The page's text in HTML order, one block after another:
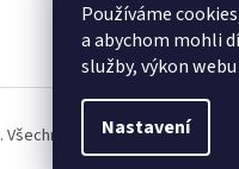
Používáme
a abychom mohli
služby, výkon
Nastavení
. Všechna práva vyhrazena.